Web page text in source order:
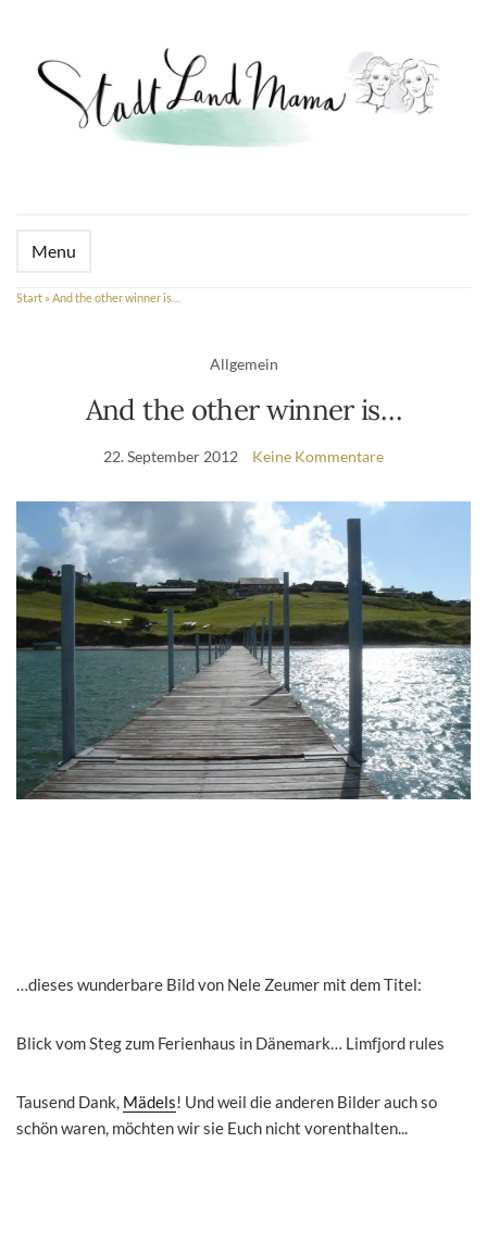
Menu
Start » And the other winner is…
Allgemein
And the other winner is…
22. September 2012 Keine Kommentare
…dieses wunderbare Bild von Nele Zeumer mit dem Titel:
Blick vom Steg zum Ferienhaus in Dänemark… Limfjord rules
Tausend Dank, Mädels! Und weil die anderen Bilder auch so
schön waren, möchten wir sie Euch nicht vorenthalten...